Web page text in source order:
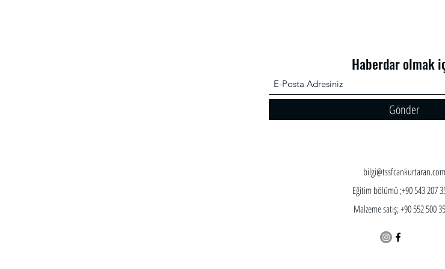
Haberdar olmak
Gönder
bilgi@tssfcankurtaran.com
Eğitim bölümü ;+90 543 207
Malzeme satış; +90 552 500